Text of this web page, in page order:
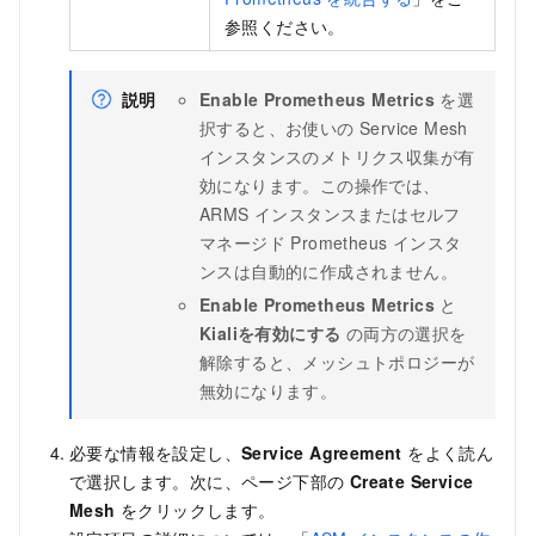
参照ください。
説明 Enable Prometheus Metrics を選
択すると、お使いの Service Mesh
インスタンスのメトリクス収集が有
効になります。この操作では、
ARMS インスタンスまたはセルフ
マネージド Prometheus インスタ
ンスは自動的に作成されません。
Enable Prometheus Metrics と
Kialiを有効にする の両方の選択を
解除すると、メッシュトポロジーが
無効になります。
必要な情報を設定し、 Service Agreement をよく読ん
で選択します。次に、ページ下部の Create Service
Mesh をクリックします。